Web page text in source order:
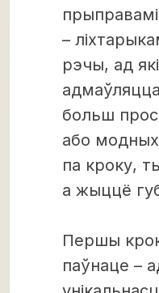
–
рэчы, ад
больш
або
па кроку,
а жыццё
Першы
паўнаце –